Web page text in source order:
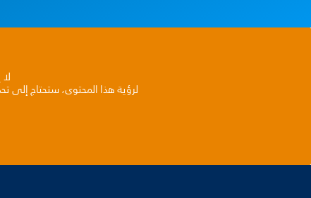
لرؤية هذا المحتوى، ستحتاج إلى